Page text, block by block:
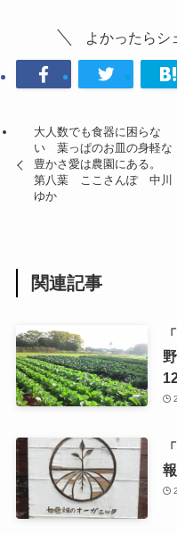
よかったらシ
大人数でも食器に困らな
い 葉っぱのお皿の身軽な
豊かさ愛は農園にある。
第八葉 ここさんぽ 中川
ゆか
関連記事